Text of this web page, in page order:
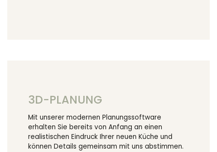
3D-PLANUNG
Mit unserer modernen Planungssoftware
erhalten Sie bereits von Anfang an einen
realistischen Eindruck Ihrer neuen Küche und
können Details gemeinsam mit uns abstimmen.